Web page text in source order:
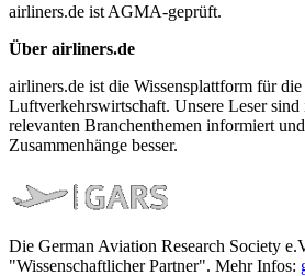
airliners.de ist AGMA-geprüft.
Über airliners.de
airliners.de ist die Wissensplattform für die
Luftverkehrswirtschaft. Unsere Leser sind
relevanten Branchenthemen informiert
Zusammenhänge besser.
Die German Aviation Research Society
"Wissenschaftlicher Partner". Mehr Infos: